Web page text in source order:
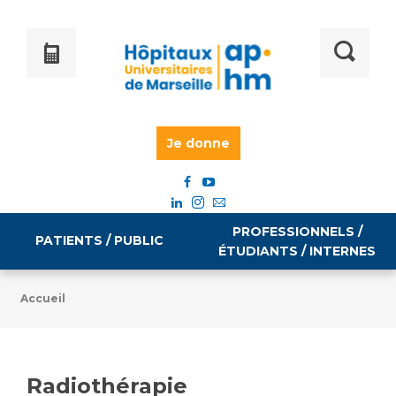
Je donne
PATIENTS / PUBLIC
PROFESSIONNELS /
ÉTUDIANTS / INTERNES
Emploi / formation
Accueil
Radiothérapie